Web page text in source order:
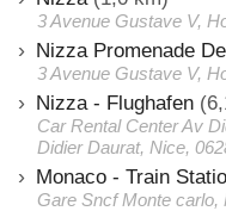
3 Avenue Gustave V,
Nizza Promenade
3 Avenue Gustave V,
Nizza - Flughafen
Car Rental Center Av
Didier Daurat, Nice,
Monaco - Train
Gare Sncf Monte carlo,